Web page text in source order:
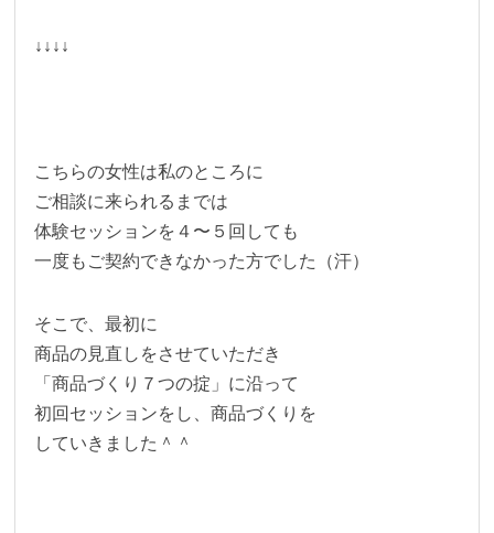
↓↓↓↓
こちらの女性は私のところに
ご相談に来られるまでは
体験セッションを４〜５回しても
一度もご契約できなかった方でした（汗）
そこで、最初に
商品の見直しをさせていただき
「商品づくり７つの掟」に沿って
初回セッションをし、商品づくりを
していきました＾＾